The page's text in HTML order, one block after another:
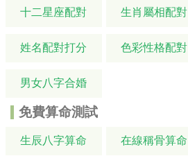
十二星座配對 生肖屬相配對
姓名配對打分 色彩性格配對
男女八字合婚
免費算命測試
生辰八字算命 在線稱骨算命